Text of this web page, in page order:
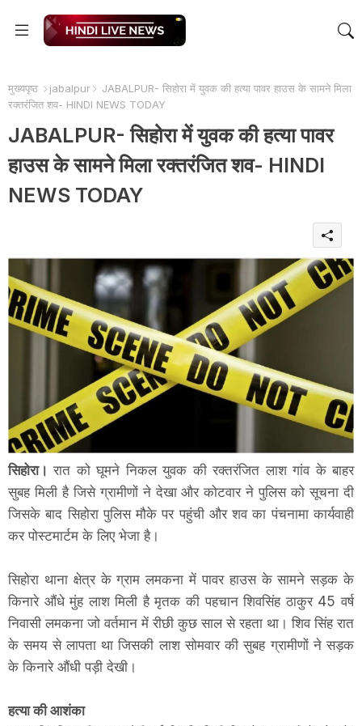
मुख्यपृष्ठ jabalpur
JABALPUR- सिहोरा में युवक की हत्या पावर हाउस के सामने मिला
रक्तरंजित शव- HINDI NEWS TODAY
JABALPUR- सिहोरा में युवक की हत्या पावर
हाउस के सामने मिला रक्तरंजित शव- HINDI
NEWS TODAY
सिहोरा। रात को घूमने निकल युवक की रक्तरंजित लाश गांव के बाहर
सुबह मिली है जिसे ग्रामीणों ने देखा और कोटवार ने पुलिस को सूचना दी
जिसके बाद सिहोरा पुलिस मौके पर पहुंची और शव का पंचनामा कार्यवाही
कर पोस्टमार्टम के लिए भेजा है।
सिहोरा थाना क्षेत्र के ग्राम लमकना में पावर हाउस के सामने सड़क के
किनारे औंधे मुंह लाश मिली है मृतक की पहचान शिवसिंह ठाकुर 45 वर्ष
निवासी लमकना जो वर्तमान में रीछी कुछ साल से रहता था। शिव सिंह रात
के समय से लापता था जिसकी लाश सोमवार की सुबह ग्रामीणों ने सड़क
के किनारे औंधी पड़ी देखी।
हत्या की आशंका